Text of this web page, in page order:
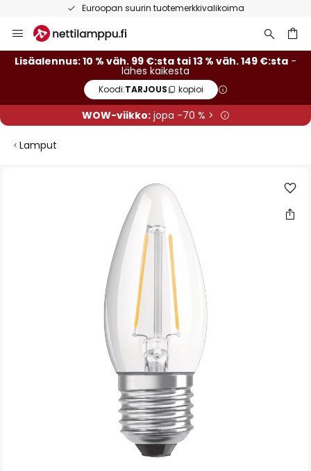
Euroopan suurin tuotemerkkivalikoima
to
Content
Lisäalennus: 10 % väh. 99 €:sta tai 13 % väh. 149 €:sta -
lähes kaikesta
Koodi:TARJOUS kopioi
WOW-viikko:jopa -70 % >
Lamput